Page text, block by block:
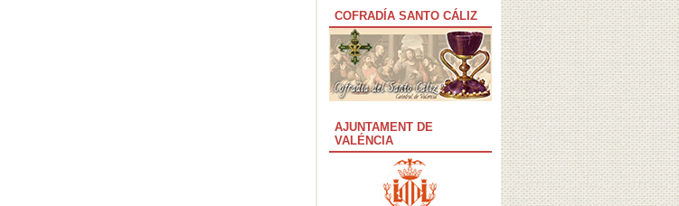
COFRADÍA SANTO CÁLIZ
AJUNTAMENT DE
VALÉNCIA